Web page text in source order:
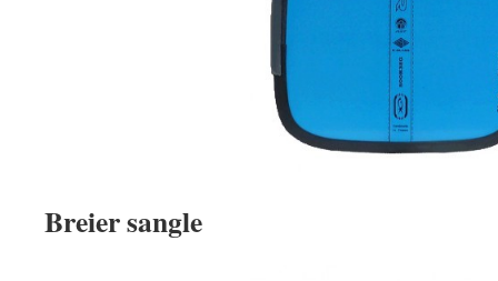
Breier sangle